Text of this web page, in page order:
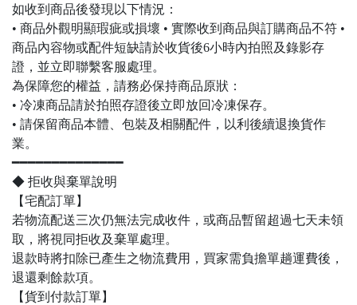
如收到商品後發現以下情況：
• 商品外觀明顯瑕疵或損壞 • 實際收到商品與訂購商品不符 •
商品內容物或配件短缺請於收貨後6小時內拍照及錄影存
證，並立即聯繫客服處理。
為保障您的權益，請務必保持商品原狀：
• 冷凍商品請於拍照存證後立即放回冷凍保存。
• 請保留商品本體、包裝及相關配件，以利後續退換貨作
業。
━━━━━━━━━━━━━━
◆ 拒收與棄單說明
【宅配訂單】
若物流配送三次仍無法完成收件，或商品暫留超過七天未領
取，將視同拒收及棄單處理。
退款時將扣除已產生之物流費用，買家需負擔單趟運費後，
退還剩餘款項。
【貨到付款訂單】